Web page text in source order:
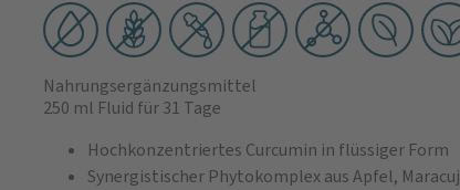
Nahrungsergänzungsmittel
250 ml Fluid für 31 Tage
Hochkonzentriertes Curcumin in flüssiger Form
Synergistischer Phytokomplex aus Apfel,